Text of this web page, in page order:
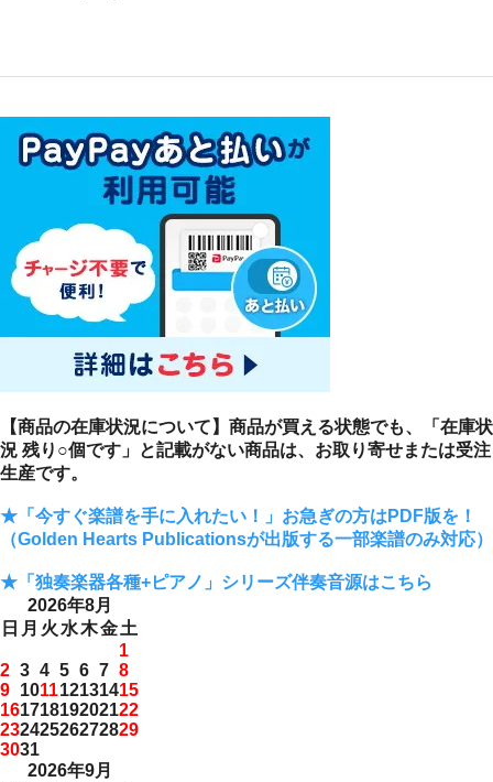
【商品の在庫状況について】商品が買える状態でも、「在庫状
況 残り○個です」と記載がない商品は、お取り寄せまたは受注
生産です。
★「今すぐ楽譜を手に入れたい！」お急ぎの方はPDF版を！
（Golden Hearts Publicationsが出版する一部楽譜のみ対応）
★「独奏楽器各種+ピアノ」シリーズ伴奏音源はこちら
2026年8月
日 月 火 水木金土
1
2 3 4 5 6 7 8
9 101112131415
16171819202122
23242526272829
3031
2026年9月